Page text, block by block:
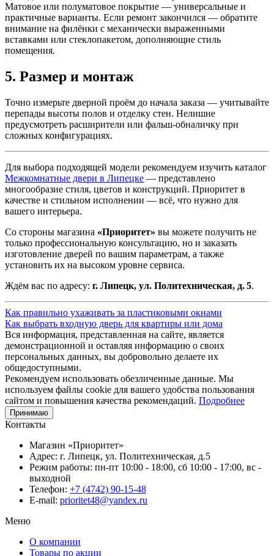
Матовое или полуматовое покрытие — универсальные и
практичные варианты. Если ремонт закончился — обратите
внимание на филёнки с механически выраженными
вставками или стеклопакетом, дополняющие стиль
помещения.
5. Размер и монтаж
Точно измерьте дверной проём до начала заказа — учитывайте
перепады высоты полов и отделку стен. Нелишне
предусмотреть расширители или фальш-обналичку при
сложных конфигурациях.
Для выбора подходящей модели рекомендуем изучить каталог
Межкомнатные двери в Липецке — представлено
многообразие стиля, цветов и конструкций. Приоритет в
качестве и стильном исполнении — всё, что нужно для
вашего интерьера.
Со стороны магазина «Приоритет» вы можете получить не
только профессиональную консультацию, но и заказать
изготовление дверей по вашим параметрам, а также
установить их на высоком уровне сервиса.
Ждём вас по адресу: г. Липецк, ул. Политехническая, д. 5.
Как правильно ухаживать за пластиковыми окнами
Как выбрать входную дверь для квартиры или дома
Вся информация, представленная на сайте, является
демонстрационной и оставляя информацию о своих
персональных данных, вы добровольно делаете их
общедоступными.
Рекомендуем использовать обезличенные данные. Мы
используем файлы cookie для вашего удобства пользования
сайтом и повышения качества рекомендаций. Подробнее
Принимаю
Контакты
Магазин «Приоритет»
Адрес: г. Липецк, ул. Политехническая, д.5
Режим работы: пн-пт 10:00 - 18:00, сб 10:00 - 17:00, вс -
выходной
Телефон: +7 (4742) 90-15-48
E-mail: prioritet48@yandex.ru
Меню
О компании
Товары по акции